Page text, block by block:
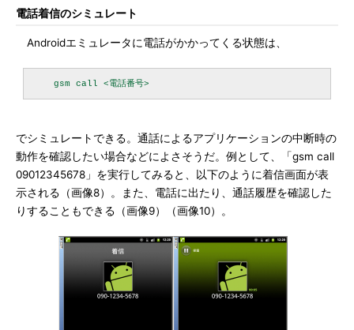
電話着信のシミュレート
Androidエミュレータに電話がかかってくる状態は、
でシミュレートできる。通話によるアプリケーションの中断時の
動作を確認したい場合などによさそうだ。例として、「gsm call
09012345678」を実行してみると、以下のように着信画面が表
示される（画像8）。また、電話に出たり、通話履歴を確認した
りすることもできる（画像9）（画像10）。